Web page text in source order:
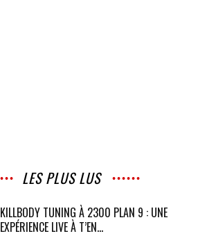
LES PLUS LUS
KILLBODY TUNING À 2300 PLAN 9 : UNE
EXPÉRIENCE LIVE À T’EN...